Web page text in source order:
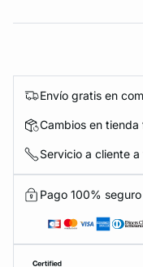
Envío gratis en
Cambios en tienda
Servicio a cliente
Pago 100% seguro